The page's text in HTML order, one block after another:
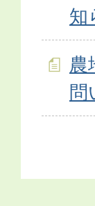
知
農
問